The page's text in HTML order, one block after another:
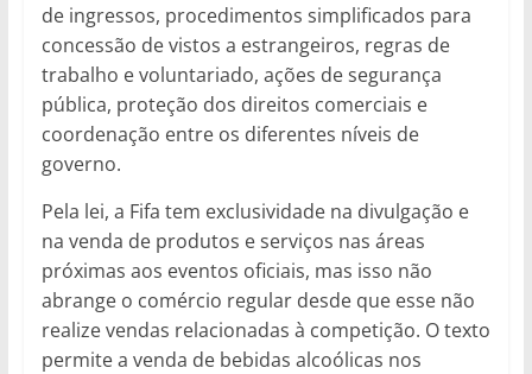
de ingressos, procedimentos simplificados para
concessão de vistos a estrangeiros, regras de
trabalho e voluntariado, ações de segurança
pública, proteção dos direitos comerciais e
coordenação entre os diferentes níveis de
governo.
Pela lei, a Fifa tem exclusividade na divulgação e
na venda de produtos e serviços nas áreas
próximas aos eventos oficiais, mas isso não
abrange o comércio regular desde que esse não
realize vendas relacionadas à competição. O texto
permite a venda de bebidas alcoólicas nos